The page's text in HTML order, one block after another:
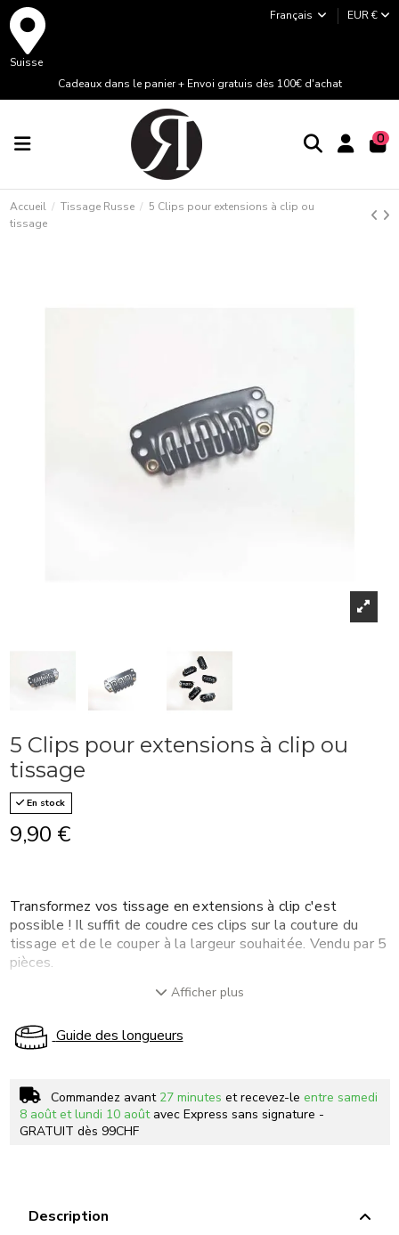
Suisse
Cadeaux dans le panier + Envoi gratuis dès 100€ d'achat
Français EUR €
0
Accueil Tissage Russe
5 Clips pour extensions à clip ou
tissage
5 Clips pour extensions à clip ou
tissage
En stock
9,90 €
Transformez vos tissage en extensions à clip c'est
possible ! Il suffit de coudre ces clips sur la couture du
tissage et de le couper à la largeur souhaitée. Vendu par 5
pièces.
Afficher plus
Guide des longueurs
Commandez avant 27 minutes et recevez-le entre samedi
8 août et lundi 10 août avec Express sans signature -
GRATUIT dès 99CHF
Description